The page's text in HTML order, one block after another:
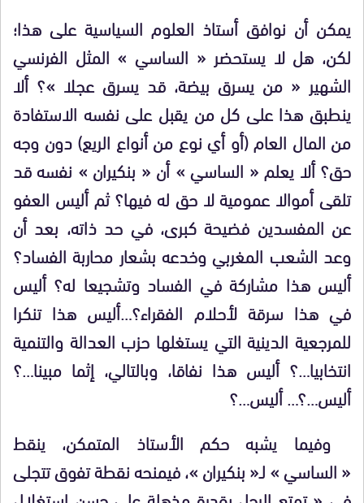
يمكن أن نوافق أستاذ العلوم السياسية على هذا؛
لكن، هل لا يستحضر « الساسي » المثل الفرنسي
الشهير « من يسرق بيضة، قد يسرق عجلا »؟ ألا
ينطبق هذا على كل من يقبل على نفسه الاستفادة
من المال العام (أو أي نوع من أنواع الريع) دون وجه
حق؟ ألا يعلم « الساسي » أن « بنكيران » نفسه قد
تلقى أموالا عمومية لا حق له فيها؟ ثم أليس العفو
عن المفسدين فضيحة كبرى، في حد ذاته، بعد أن
وعد الشعب المغربي وخدعه بشعار محاربة الفساد؟
أليس هذا مشاركة في الفساد وتشجيعا له؟ أليس
في هذا سرقة لأحلام الفقراء؟…أليس هذا تنكرا
للمرجعية الدينية التي يستغلها حزب العدالة والتنمية
انتخابيا…؟ أليس هذا نفاقا، وبالتالي، إثما مبينا…؟
أليس…؟… أليس…؟
وفيما يشبه حكم الأستاذ المتمكن، ينقط
« الساسي » لـ« بنكيران »، فيمنحه نقطة تفوق تتجلى